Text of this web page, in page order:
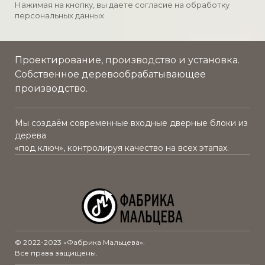
шумоизоляционная противопожарная
Нажимая на кнопку, вы даете согласие на обработку
персональных данных
Проектирование, производство и установка.
Собственное деревообрабатывающее
производство.
Мы создаём современные входные дверные блоки из
дерева
«под ключ», контролируя качество на всех этапах.
© 2022-2023 «Фабрика Мальцева».
Все права защищены.